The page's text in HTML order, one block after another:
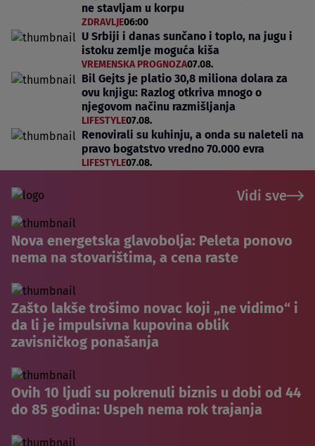
ne stavljam u korpu
ZDRAVLJE06:00
U Srbiji i danas sunčano i toplo, na jugu i
istoku zemlje moguća kiša
VREMENSKA PROGNOZA07.08.
Bil Gejts je platio 30,8 miliona dolara za
ovu knjigu: Razlog otkriva mnogo o
njegovom načinu razmišljanja
LIFESTYLE07.08.
Renovirali su kuhinju, a onda su naleteli na
pravo bogatstvo vredno 70.000 evra
LIFESTYLE07.08.
Vidi sve
Nova energetska glavobolja: Peleta ponovo
nema na stovarištima, a cena raste
Zašto lakše trošimo novac koji „ne vidimo“ i
da li je impulsivna kupovina oblik
zavisničkog ponašanja
Ovih 10 ljudi su pokrenuli biznis u dobi od 44
do 85 godina: Uspeh nema rok trajanja